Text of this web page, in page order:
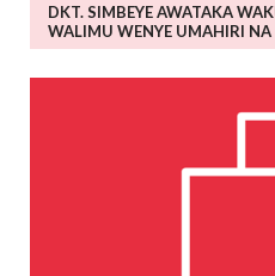
DKT. SIMBEYE AWATAKA
WALIMU WENYE UMAHIRI